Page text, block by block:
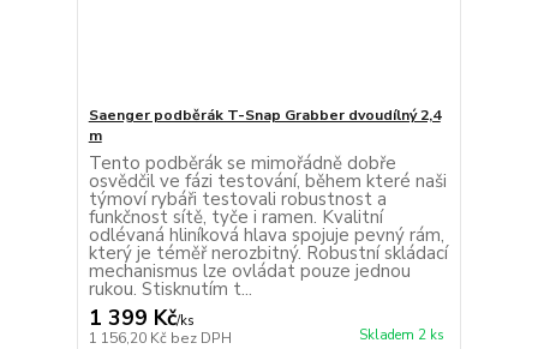
Saenger podběrák T-Snap Grabber dvoudílný 2,4
m
Tento podběrák se mimořádně dobře
osvědčil ve fázi testování, během které naši
týmoví rybáři testovali robustnost a
funkčnost sítě, tyče i ramen. Kvalitní
odlévaná hliníková hlava spojuje pevný rám,
který je téměř nerozbitný. Robustní skládací
mechanismus lze ovládat pouze jednou
rukou. Stisknutím t...
1 399 Kč/ks
1 156,20 Kč bez DPH Skladem 2 ks